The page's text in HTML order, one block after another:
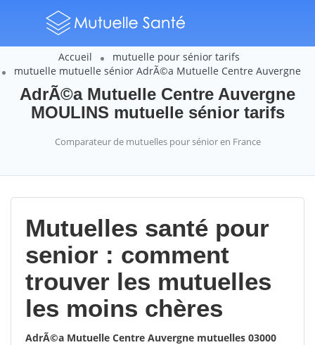
Accueil
mutuelle pour sénior tarifs
mutuelle mutuelle sénior AdrÃ©a Mutuelle Centre Auvergne
AdrÃ©a Mutuelle Centre Auvergne
MOULINS mutuelle sénior tarifs
Comparateur de mutuelles pour sénior en France
Mutuelles santé pour
senior : comment
trouver les mutuelles
les moins chères
AdrÃ©a Mutuelle Centre Auvergne mutuelles 03000